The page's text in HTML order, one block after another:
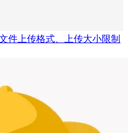
件上传格式、上传大小限制